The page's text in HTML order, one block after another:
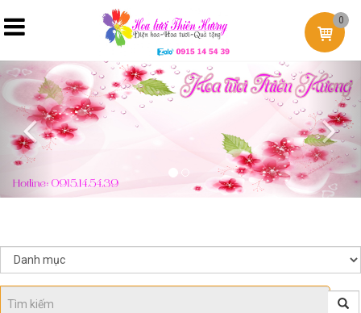
0
Previous